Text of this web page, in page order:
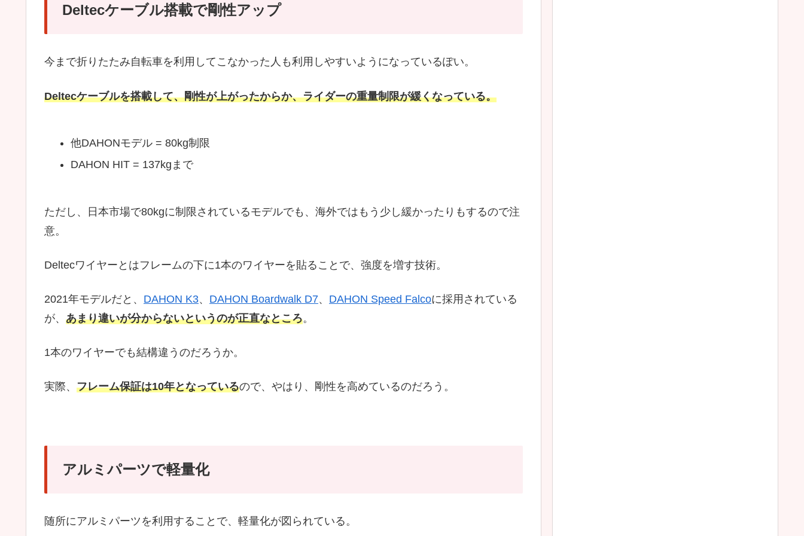
Deltecケーブル搭載で剛性アップ
今まで折りたたみ自転車を利用してこなかった人も利用しやすいようになっているぽい。
Deltecケーブルを搭載して、剛性が上がったからか、ライダーの重量制限が緩くなっている。
他DAHONモデル = 80kg制限
DAHON HIT = 137kgまで
ただし、日本市場で80kgに制限されているモデルでも、海外ではもう少し緩かったりもするので注
意。
Deltecワイヤーとはフレームの下に1本のワイヤーを貼ることで、強度を増す技術。
2021年モデルだと、 DAHON K3、 DAHON Boardwalk D7、 DAHON Speed Falcoに採用されている
が、 あまり違いが分からないというのが正直なところ。
1本のワイヤーでも結構違うのだろうか。
実際、 フレーム保証は10年となっているので、やはり、剛性を高めているのだろう。
アルミパーツで軽量化
随所にアルミパーツを利用することで、軽量化が図られている。